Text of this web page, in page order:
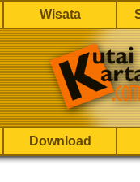
Wisata
Download